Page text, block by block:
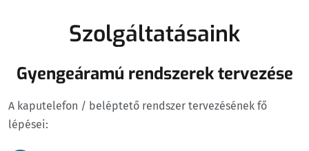
Szolgáltatásaink
Gyengeáramú rendszerek tervezése
A kaputelefon / beléptető rendszer tervezésének fő
lépései: